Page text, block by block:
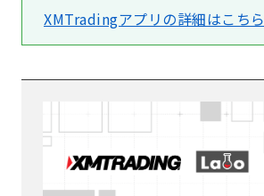
XMTradingアプリの詳細はこちら